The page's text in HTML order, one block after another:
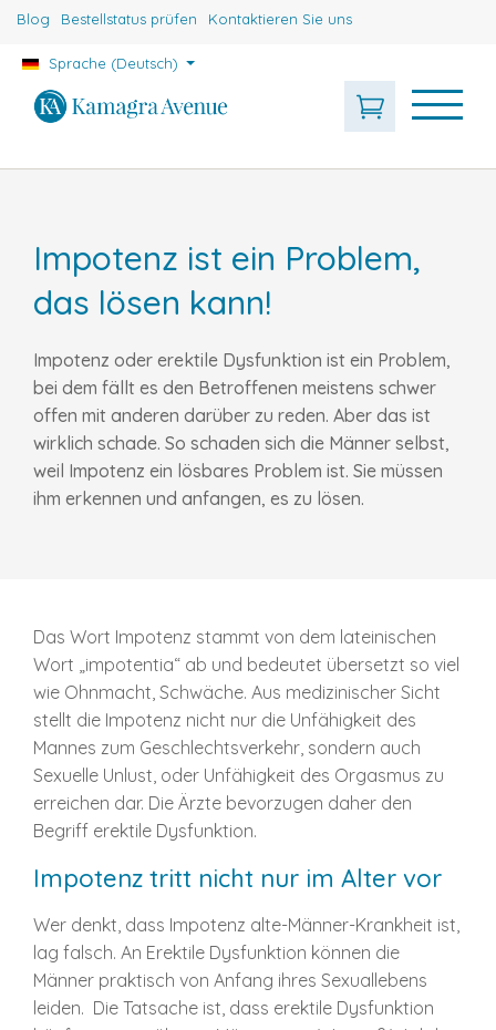
Blog Bestellstatus prüfen Kontaktieren Sie uns
Sprache (Deutsch)
Impotenz ist ein Problem,
das lösen kann!
Impotenz oder erektile Dysfunktion ist ein Problem,
bei dem fällt es den Betroffenen meistens schwer
offen mit anderen darüber zu reden. Aber das ist
wirklich schade. So schaden sich die Männer selbst,
weil Impotenz ein lösbares Problem ist. Sie müssen
ihm erkennen und anfangen, es zu lösen.
Das Wort Impotenz stammt von dem lateinischen
Wort „impotentia“ ab und bedeutet übersetzt so viel
wie Ohnmacht, Schwäche. Aus medizinischer Sicht
stellt die Impotenz nicht nur die Unfähigkeit des
Mannes zum Geschlechtsverkehr, sondern auch
Sexuelle Unlust, oder Unfähigkeit des Orgasmus zu
erreichen dar. Die Ärzte bevorzugen daher den
Begriff erektile Dysfunktion.
Impotenz tritt nicht nur im Alter vor
Wer denkt, dass Impotenz alte-Männer-Krankheit ist,
lag falsch. An Erektile Dysfunktion können die
Männer praktisch von Anfang ihres Sexuallebens
leiden. Die Tatsache ist, dass erektile Dysfunktion